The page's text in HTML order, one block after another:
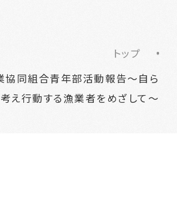
トップ
協同組合青年部活動報告～自ら
考え行動する漁業者をめざして～